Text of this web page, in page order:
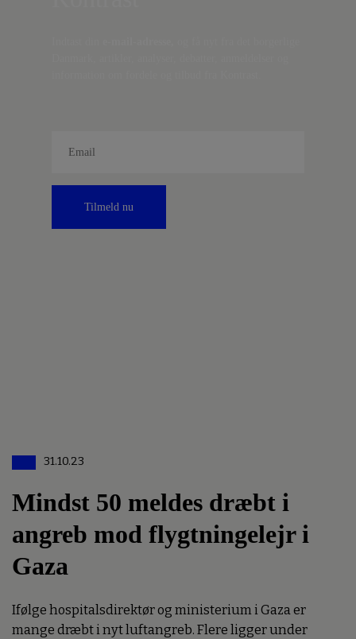
Tilmeld nu
31.10.23
Mindst 50 meldes dræbt i
angreb mod flygtningelejr i
Gaza
Ifølge hospitalsdirektør og ministerium i Gaza er
mange dræbt i nyt luftangreb. Flere ligger under